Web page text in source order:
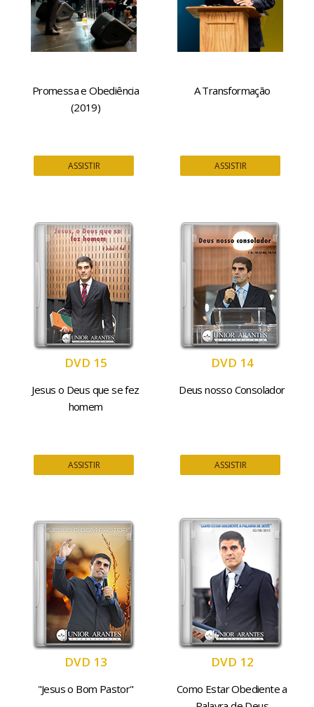
Promessa e Obediência
(2019)
ASSISTIR
A Transformação
ASSISTIR
DVD 15
Jesus o Deus que se fez
homem
ASSISTIR
DVD 14
Deus nosso Consolador
ASSISTIR
DVD 13
"Jesus o Bom Pastor"
DVD 12
Como Estar Obediente a